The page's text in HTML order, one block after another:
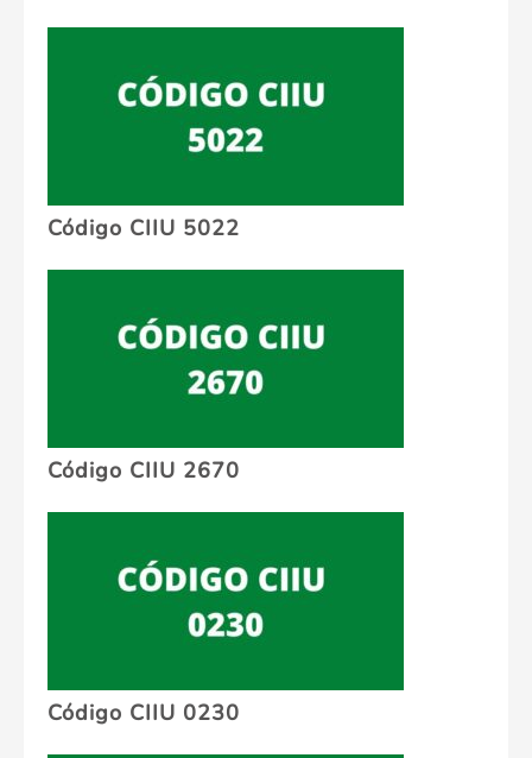
Código CIIU 5022
Código CIIU 2670
Código CIIU 0230